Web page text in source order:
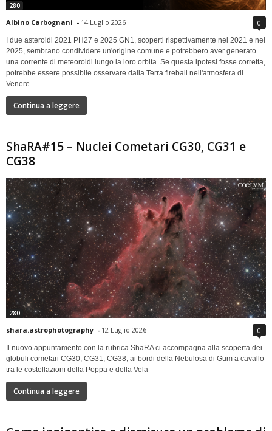
280
Albino Carbognani - 14 Luglio 2026 0
I due asteroidi 2021 PH27 e 2025 GN1, scoperti rispettivamente nel 2021 e nel
2025, sembrano condividere un'origine comune e potrebbero aver generato
una corrente di meteoroidi lungo la loro orbita. Se questa ipotesi fosse corretta,
potrebbe essere possibile osservare dalla Terra fireball nell'atmosfera di
Venere.
Continua a leggere
ShaRA#15 – Nuclei Cometari CG30, CG31 e
CG38
280
shara.astrophotography - 12 Luglio 2026 0
Il nuovo appuntamento con la rubrica ShaRA ci accompagna alla scoperta dei
globuli cometari CG30, CG31, CG38, ai bordi della Nebulosa di Gum a cavallo
tra le costellazioni della Poppa e della Vela
Continua a leggere